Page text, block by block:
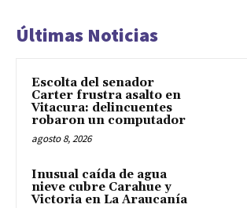
Últimas Noticias
Escolta del senador
Carter frustra asalto en
Vitacura: delincuentes
robaron un computador
agosto 8, 2026
Inusual caída de agua
nieve cubre Carahue y
Victoria en La Araucanía